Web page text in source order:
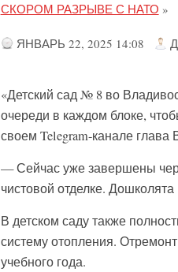
СКОРОМ РАЗРЫВЕ С НАТО »
ЯНВАРЬ 22, 2025 14:08
«Детский сад № 8 во
очереди в каждом блоке,
своем Telegram-канале
— Сейчас уже завершены
чистовой отделке.
В детском саду также
систему отопления.
учебного года.